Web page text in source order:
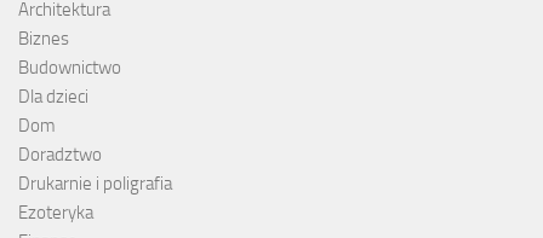
Architektura
Biznes
Budownictwo
Dla dzieci
Dom
Doradztwo
Drukarnie i poligrafia
Ezoteryka